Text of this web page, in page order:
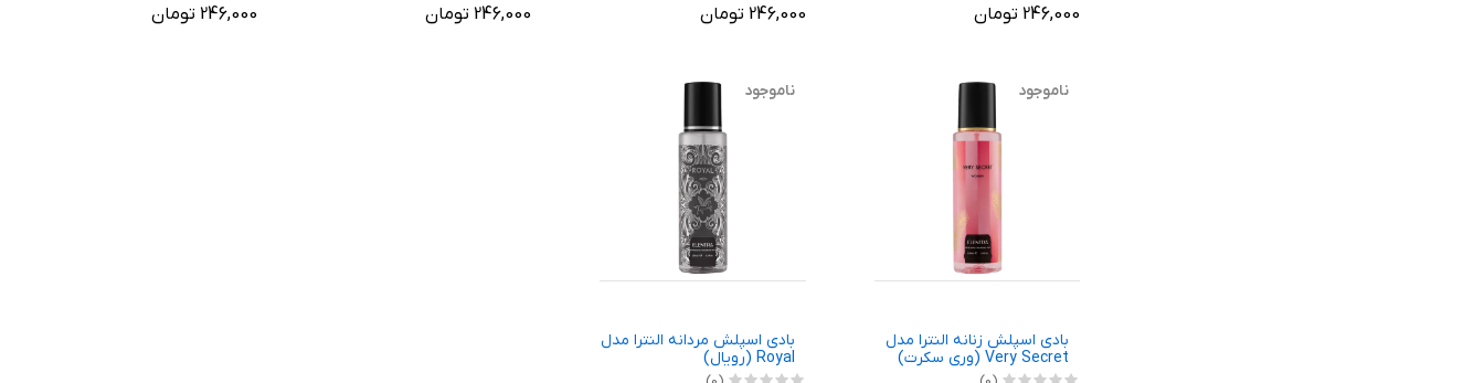
246,000 تومان 246,000 تومان 246,000 تومان 246,000 تومان
ناموجود
بادی اسپلش زنانه النترا مدل
Very Secret (وری سکرت)
ناموجود
بادی اسپلش مردانه النترا مدل
Royal (رویال)